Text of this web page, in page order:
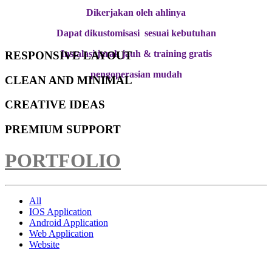
Dikerjakan oleh ahlinya
Dapat dikustomisasi sesuai kebutuhan
Instalasi jarak jauh & training gratis
pengoperasian mudah
RESPONSIVE LAYOUT
CLEAN AND MINIMAL
CREATIVE IDEAS
PREMIUM SUPPORT
PORTFOLIO
All
IOS Application
Android Application
Web Application
Website